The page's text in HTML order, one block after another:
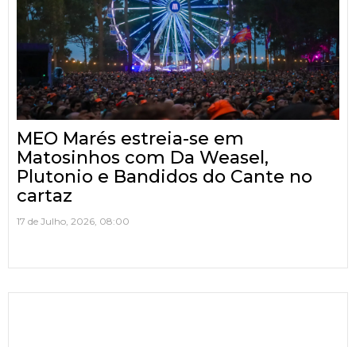
MEO Marés estreia-se em
Matosinhos com Da Weasel,
Plutonio e Bandidos do Cante no
cartaz
17 de Julho, 2026, 08:00